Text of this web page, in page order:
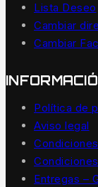
Lista Deseo
Cambiar
Cambiar
Política de
Aviso legal
Entregas –